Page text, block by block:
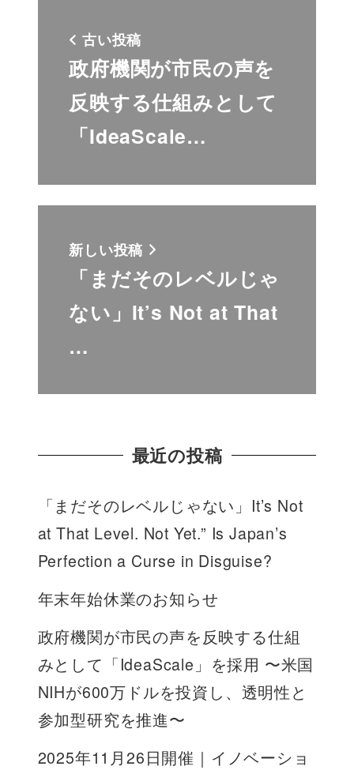
古い投稿
政府機関が市民の声を
反映する仕組みとして
「IdeaScale…
新しい投稿
「まだそのレベルじゃ
ない」It’s Not at That
…
最近の投稿
「まだそのレベルじゃない」It’s Not
at That Level. Not Yet.” Is Japan’s
Perfection a Curse in Disguise?
年末年始休業のお知らせ
政府機関が市民の声を反映する仕組
みとして「IdeaScale」を採用 〜米国
NIHが600万ドルを投資し、透明性と
参加型研究を推進〜
2025年11月26日開催｜イノベーショ